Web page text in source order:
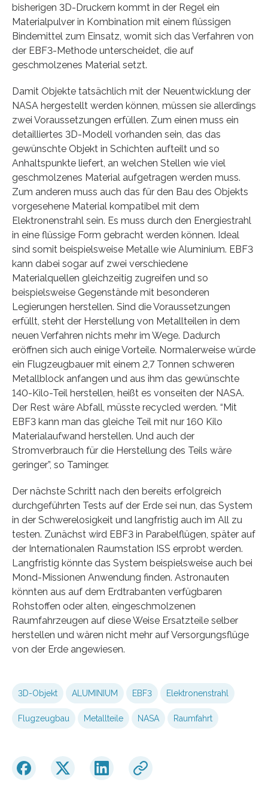
bisherigen 3D-Druckern kommt in der Regel ein
Materialpulver in Kombination mit einem flüssigen
Bindemittel zum Einsatz, womit sich das Verfahren von
der EBF3-Methode unterscheidet, die auf
geschmolzenes Material setzt.
Damit Objekte tatsächlich mit der Neuentwicklung der
NASA hergestellt werden können, müssen sie allerdings
zwei Voraussetzungen erfüllen. Zum einen muss ein
detailliertes 3D-Modell vorhanden sein, das das
gewünschte Objekt in Schichten aufteilt und so
Anhaltspunkte liefert, an welchen Stellen wie viel
geschmolzenes Material aufgetragen werden muss.
Zum anderen muss auch das für den Bau des Objekts
vorgesehene Material kompatibel mit dem
Elektronenstrahl sein. Es muss durch den Energiestrahl
in eine flüssige Form gebracht werden können. Ideal
sind somit beispielsweise Metalle wie Aluminium. EBF3
kann dabei sogar auf zwei verschiedene
Materialquellen gleichzeitig zugreifen und so
beispielsweise Gegenstände mit besonderen
Legierungen herstellen. Sind die Voraussetzungen
erfüllt, steht der Herstellung von Metallteilen in dem
neuen Verfahren nichts mehr im Wege. Dadurch
eröffnen sich auch einige Vorteile. Normalerweise würde
ein Flugzeugbauer mit einem 2,7 Tonnen schweren
Metallblock anfangen und aus ihm das gewünschte
140-Kilo-Teil herstellen, heißt es vonseiten der NASA.
Der Rest wäre Abfall, müsste recycled werden. “Mit
EBF3 kann man das gleiche Teil mit nur 160 Kilo
Materialaufwand herstellen. Und auch der
Stromverbrauch für die Herstellung des Teils wäre
geringer”, so Taminger.
Der nächste Schritt nach den bereits erfolgreich
durchgeführten Tests auf der Erde sei nun, das System
in der Schwerelosigkeit und langfristig auch im All zu
testen. Zunächst wird EBF3 in Parabelflügen, später auf
der Internationalen Raumstation ISS erprobt werden.
Langfristig könnte das System beispielsweise auch bei
Mond-Missionen Anwendung finden. Astronauten
könnten aus auf dem Erdtrabanten verfügbaren
Rohstoffen oder alten, eingeschmolzenen
Raumfahrzeugen auf diese Weise Ersatzteile selber
herstellen und wären nicht mehr auf Versorgungsflüge
von der Erde angewiesen.
3D-Objekt ALUMINIUM EBF3 Elektronenstrahl
Flugzeugbau Metallteile NASA Raumfahrt